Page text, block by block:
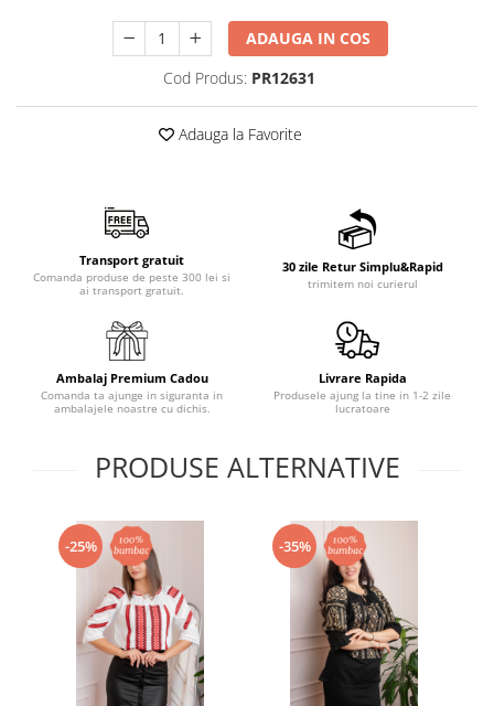
ADAUGA IN COS
Cod Produs: PR12631
Adauga la Favorite
Transport gratuit
Comanda produse de peste 300 lei si
ai transport gratuit.
30 zile Retur Simplu&Rapid
trimitem noi curierul
Ambalaj Premium Cadou
Comanda ta ajunge in siguranta in
ambalajele noastre cu dichis.
Livrare Rapida
Produsele ajung la tine in 1-2 zile
lucratoare
PRODUSE ALTERNATIVE
-25% -35%